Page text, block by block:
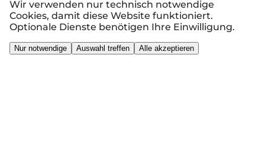
Wir verwenden nur technisch notwendige
Cookies, damit diese Website funktioniert.
Optionale Dienste benötigen Ihre Einwilligung.
Nur notwendige Auswahl treffen Alle akzeptieren